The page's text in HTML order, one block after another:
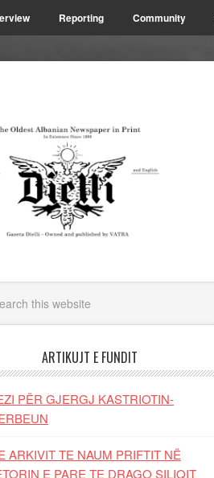
Reporting Community
ARTIKUJT E FUNDIT
PËR GJERGJ KASTRIOTIN-
ARKIVIT TE NAUM PRIFTIT NË
E PARE TE DRAGO SILIQIT